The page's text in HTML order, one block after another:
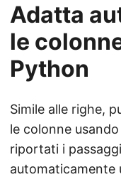
Adatta
le
Python
Simile alle righe,
le colonne
riportati i
automaticamente